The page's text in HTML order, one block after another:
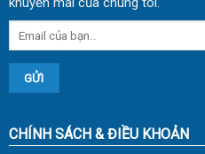
CHÍNH SÁCH & ĐIỀU KHOẢN